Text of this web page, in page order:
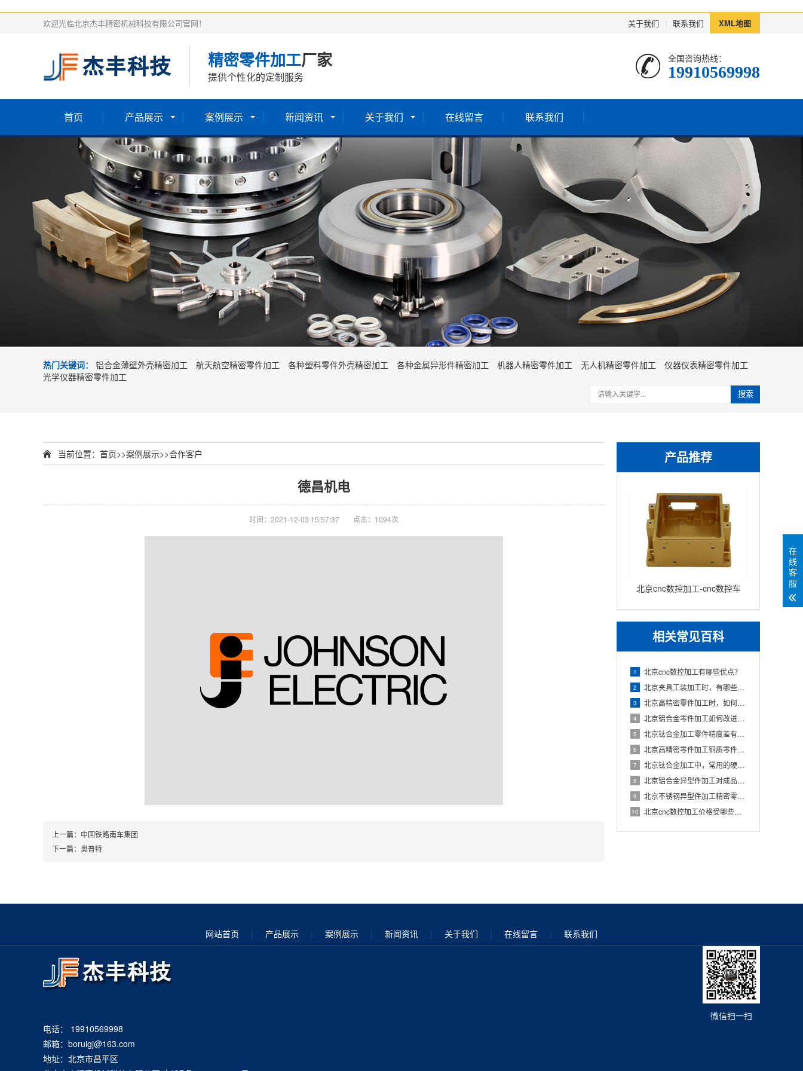
关于我们 联系我们 XML地图
欢迎光临北京杰丰精密机械科技有限公司官网！
精密零件加工厂家
提供个性化的定制服务
全国咨询热线：
19910569998
首页 产品展示 案例展示 新闻资讯 关于我们 在线留言 联系我们
热门关键词： 铝合金薄壁外壳精密加工 航天航空精密零件加工 各种塑料零件外壳精密加工 各种金属异形件精密加工 机器人精密零件加工 无人机精密零件加工
仪器仪表精密零件加工
光学仪器精密零件加工
搜索
产品推荐
北京cnc数控加工-cnc数控车
床加工零件
相关常见百科
1 北京cnc数控加工有哪些优点？
2 北京夹具工装加工时，有哪些注意的事项？
3 北京高精密零件加工时，如何让精密轴承防锈？
4 北京铝合金零件加工如何改进表面粗糙度？
5 北京钛合金加工零件精度差有哪些因素？
6 北京高精密零件加工铜质零件的拉毛问题如何解决？
7 北京钛合金加工中，常用的硬质合金钻头种类有哪些？
8 北京铝合金异型件加工对成品外观品质有什么要求？
9 北京不锈钢异型件加工精密零件有什么要求？
10 北京cnc数控加工价格受哪些因素影响？
当前位置： 首页>>案例展示>>合作客户
德昌机电
时间：2021-12-03 15:57:37 点击：1094次
上一篇： 中国铁路南车集团
下一篇： 奥普特
网站首页 | 产品展示 | 案例展示 | 新闻资讯 | 关于我们 | 在线留言 | 联系我们
微信扫一扫
电话： 19910569998
邮箱：boruigj@163.com
地址：北京市昌平区
在
线
客
服